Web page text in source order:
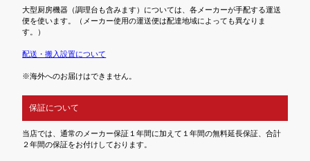
大型厨房機器（調理台も含みます）については、各メーカーが手配する運送
便を使います。（メーカー使用の運送便は配達地域によっても異なりま
す。）
配送・搬入設置について
※海外へのお届けはできません。
保証について
当店では、通常のメーカー保証１年間に加えて１年間の無料延長保証、合計
２年間の保証をお付けしております。